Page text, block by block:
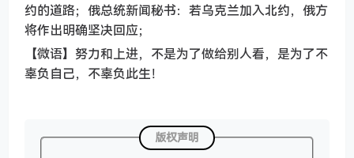
约的道路；俄总统新闻秘书：若乌克兰加入北约，俄方
将作出明确坚决回应；
【微语】努力和上进，不是为了做给别人看，是为了不
辜负自己，不辜负此生！
版权声明